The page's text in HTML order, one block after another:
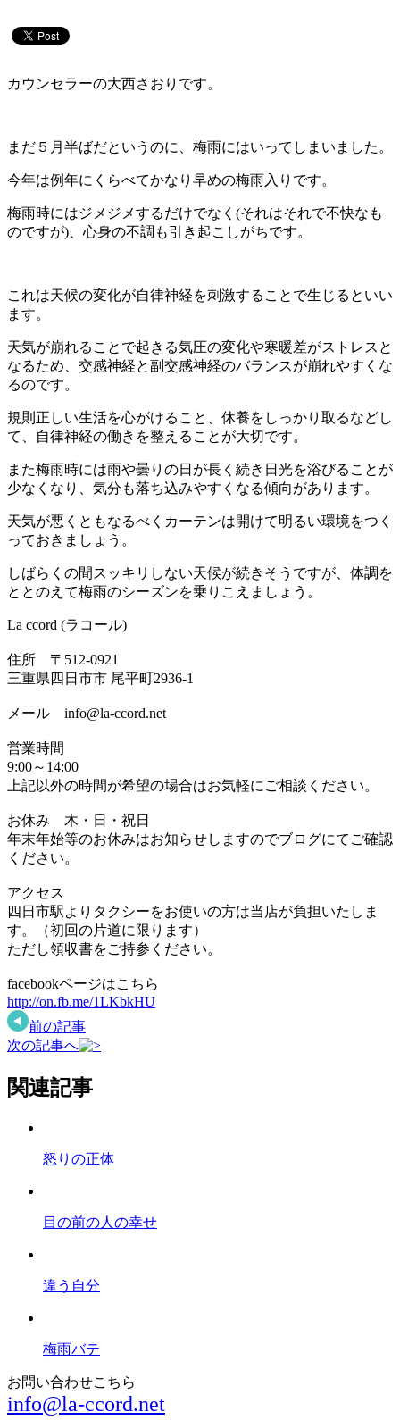
カウンセラーの大西さおりです。
まだ５月半ばだというのに、梅雨にはいってしまいました。
今年は例年にくらべてかなり早めの梅雨入りです。
梅雨時にはジメジメするだけでなく(それはそれで不快なも
のですが)、心身の不調も引き起こしがちです。
これは天候の変化が自律神経を刺激することで生じるといい
ます。
天気が崩れることで起きる気圧の変化や寒暖差がストレスと
なるため、交感神経と副交感神経のバランスが崩れやすくな
るのです。
規則正しい生活を心がけること、休養をしっかり取るなどし
て、自律神経の働きを整えることが大切です。
また梅雨時には雨や曇りの日が長く続き日光を浴びることが
少なくなり、気分も落ち込みやすくなる傾向があります。
天気が悪くともなるべくカーテンは開けて明るい環境をつく
っておきましょう。
しばらくの間スッキリしない天候が続きそうですが、体調を
ととのえて梅雨のシーズンを乗りこえましょう。
La ccord (ラコール)
住所 〒512-0921
三重県四日市市 尾平町2936-1
メール info@la-ccord.net
営業時間
9:00～14:00
上記以外の時間が希望の場合はお気軽にご相談ください。
お休み 木・日・祝日
年末年始等のお休みはお知らせしますのでブログにてご確認
ください。
アクセス
四日市駅よりタクシーをお使いの方は当店が負担いたしま
す。（初回の片道に限ります）
ただし領収書をご持参ください。
facebookページはこちら
http://on.fb.me/1LKbkHU
前の記事
次の記事へ
関連記事
怒りの正体
目の前の人の幸せ
違う自分
梅雨バテ
お問い合わせこちら
info@la-ccord.net